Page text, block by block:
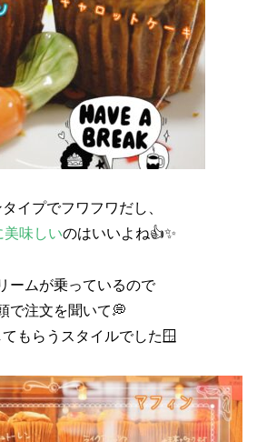
イプでフワフワだし、
美味しいのはいいよね︎︎👍✨
ームが乗っているので
で注文を聞いて💭
もらうスタイルでした🪟